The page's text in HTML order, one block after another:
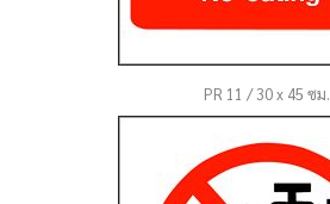
PR 11 / 30 x 45 ซม.